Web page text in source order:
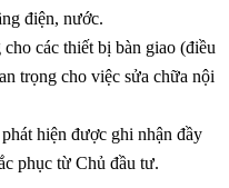
điện, nước.
các thiết bị bàn giao (điều
trọng cho việc sửa chữa nội
hiện được ghi nhận đầy
phục từ Chủ đầu tư.